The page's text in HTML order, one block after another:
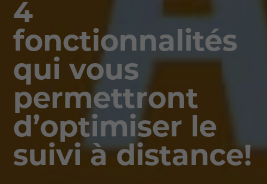
4
fonctionnalités
qui vous
permettront
d’optimiser le
suivi à distance!